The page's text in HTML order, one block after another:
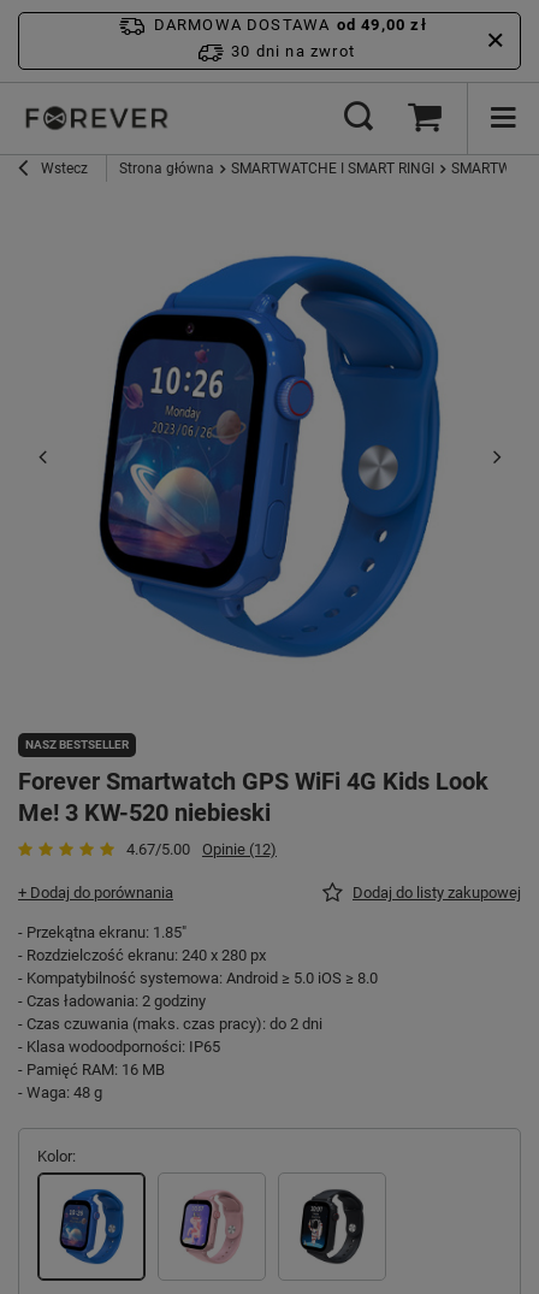
DARMOWA DOSTAWA od 49,00 zł
30 dni na zwrot
Wstecz Strona główna SMARTWATCHE I SMART RINGI
NASZ BESTSELLER
Forever Smartwatch GPS WiFi 4G Kids Look
Me! 3 KW-520 niebieski
4.67/5.00 Opinie (12)
+ Dodaj do porównania Dodaj do listy zakupowej
- Przekątna ekranu: 1.85"
- Rozdzielczość ekranu: 240 x 280 px
- Kompatybilność systemowa: Android ≥ 5.0 iOS ≥ 8.0
- Czas ładowania: 2 godziny
- Czas czuwania (maks. czas pracy): do 2 dni
- Klasa wodoodporności: IP65
- Pamięć RAM: 16 MB
- Waga: 48 g
Kolor